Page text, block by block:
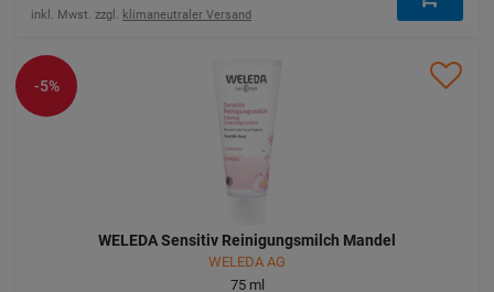
inkl. Mwst. zzgl. klimaneutraler Versand
WELEDA Sensitiv Reinigungsmilch Mandel
WELEDA AG
75ml
-5%